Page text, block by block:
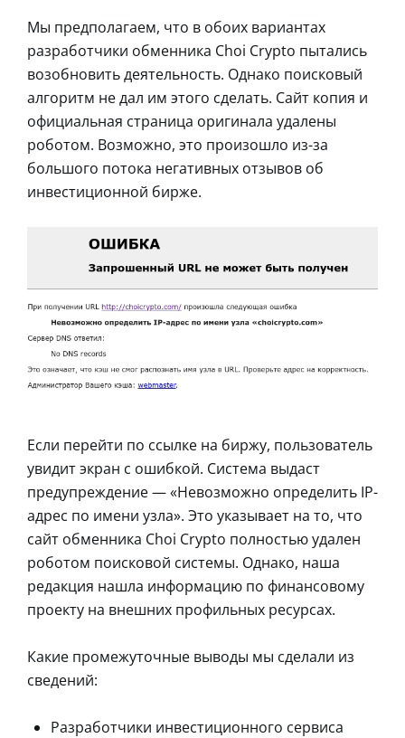
Мы предполагаем, что в обоих вариантах
разработчики обменника Choi Crypto пытались
возобновить деятельность. Однако поисковый
алгоритм не дал им этого сделать. Сайт копия и
официальная страница оригинала удалены
роботом. Возможно, это произошло из-за
большого потока негативных отзывов об
инвестиционной бирже.
Если перейти по ссылке на биржу, пользователь
увидит экран с ошибкой. Система выдаст
предупреждение — «Невозможно определить IP-
адрес по имени узла». Это указывает на то, что
сайт обменника Choi Crypto полностью удален
роботом поисковой системы. Однако, наша
редакция нашла информацию по финансовому
проекту на внешних профильных ресурсах.
Какие промежуточные выводы мы сделали из
сведений:
Разработчики инвестиционного сервиса